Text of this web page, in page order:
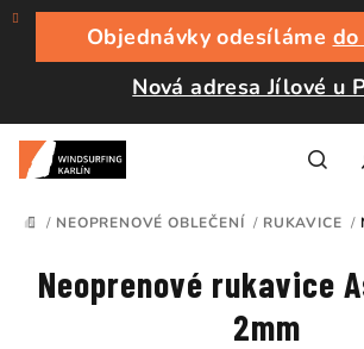
Přejít
obsah
Objednávky odesíláme
Nová adresa Jílové u
DOMŮ
/ NEOPRENOVÉ OBLEČENÍ / RUKAVICE /
Neoprenové rukavice
2mm